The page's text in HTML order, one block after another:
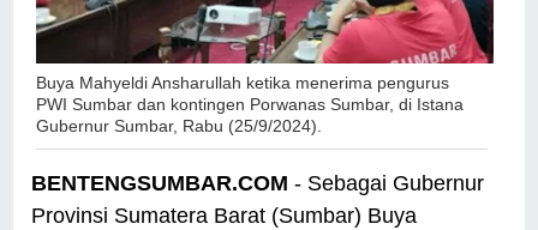
Buya Mahyeldi Ansharullah ketika menerima pengurus
PWI Sumbar dan kontingen Porwanas Sumbar, di Istana
Gubernur Sumbar, Rabu (25/9/2024).
BENTENGSUMBAR.COM - Sebagai Gubernur
Provinsi Sumatera Barat (Sumbar) Buya